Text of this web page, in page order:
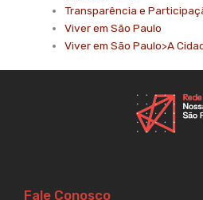
Transparência e
Viver em São Paulo
Viver em São Paulo>A
Fale Conosco